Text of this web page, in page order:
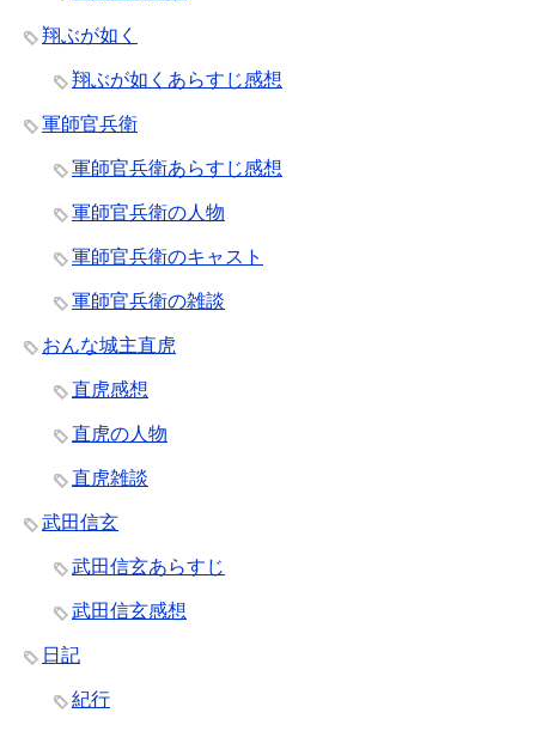
翔ぶが如く
翔ぶが如くあらすじ感想
軍師官兵衛
軍師官兵衛あらすじ感想
軍師官兵衛の人物
軍師官兵衛のキャスト
軍師官兵衛の雑談
おんな城主直虎
直虎感想
直虎の人物
直虎雑談
武田信玄
武田信玄あらすじ
武田信玄感想
日記
紀行